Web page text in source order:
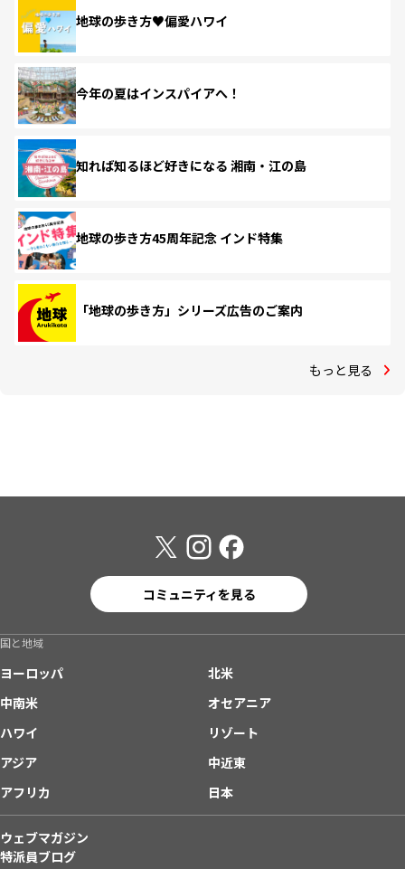
地球の歩き方♥偏愛ハワイ
今年の夏はインスパイアへ！
知れば知るほど好きになる 湘南・江の島
地球の歩き方45周年記念 インド特集
「地球の歩き方」シリーズ広告のご案内
もっと見る
コミュニティを見る
国と地域
ヨーロッパ
北米
中南米
オセアニア
ハワイ
リゾート
アジア
中近東
アフリカ
日本
ウェブマガジン
特派員ブログ